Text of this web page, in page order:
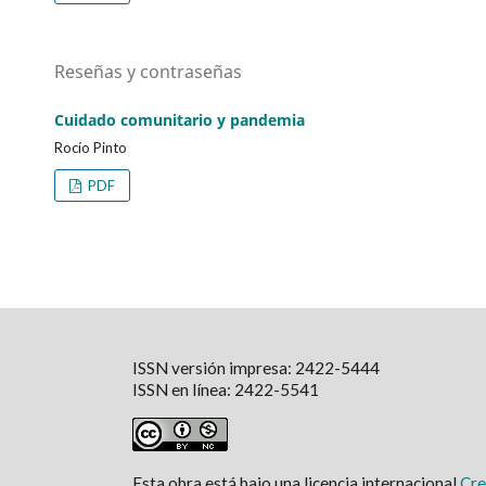
Reseñas y contraseñas
Cuidado comunitario y pandemia
Rocío Pinto
PDF
ISSN versión impresa: 2422-5444
ISSN en línea: 2422-5541